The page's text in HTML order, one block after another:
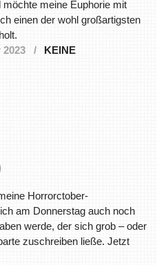
meine Euphorie mit
einen der wohl großartigsten
2023
KEINE
Horrorctober-
am Donnerstag auch noch
werde, der sich grob – oder
zuschreiben ließe. Jetzt